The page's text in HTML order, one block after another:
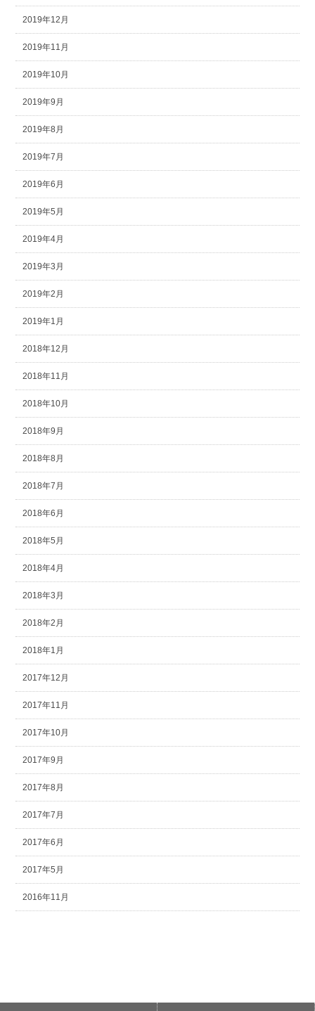
2019年12月
2019年11月
2019年10月
2019年9月
2019年8月
2019年7月
2019年6月
2019年5月
2019年4月
2019年3月
2019年2月
2019年1月
2018年12月
2018年11月
2018年10月
2018年9月
2018年8月
2018年7月
2018年6月
2018年5月
2018年4月
2018年3月
2018年2月
2018年1月
2017年12月
2017年11月
2017年10月
2017年9月
2017年8月
2017年7月
2017年6月
2017年5月
2016年11月